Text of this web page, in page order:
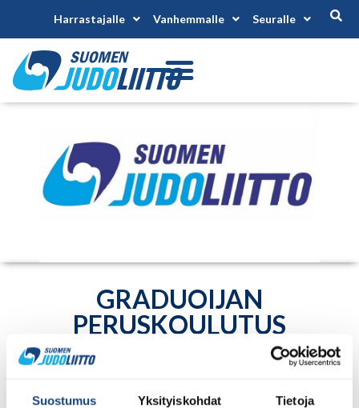
Suostumus Yksityiskohdat Tietoja
Harrastajalle Vanhemmalle Seuralle
GRADUOIJAN
PERUSKOULUTUS
Päättyy 25.4.2026